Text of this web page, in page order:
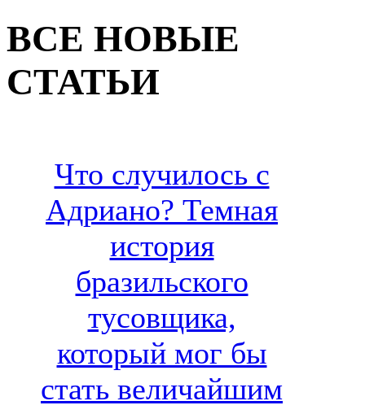
ВСЕ НОВЫЕ
СТАТЬИ
Что случилось с
Адриано? Темная
история
бразильского
тусовщика,
который мог бы
стать величайшим